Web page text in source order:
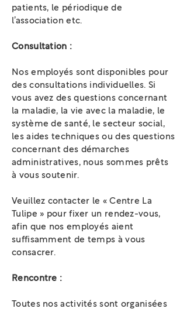
patients, le périodique de
l’association etc.
Consultation :
Nos employés sont disponibles pour
des consultations individuelles. Si
vous avez des questions concernant
la maladie, la vie avec la maladie, le
système de santé, le secteur social,
les aides techniques ou des questions
concernant des démarches
administratives, nous sommes prêts
à vous soutenir.
Veuillez contacter le « Centre La
Tulipe » pour fixer un rendez-vous,
afin que nos employés aient
suffisamment de temps à vous
consacrer.
Rencontre :
Toutes nos activités sont organisées